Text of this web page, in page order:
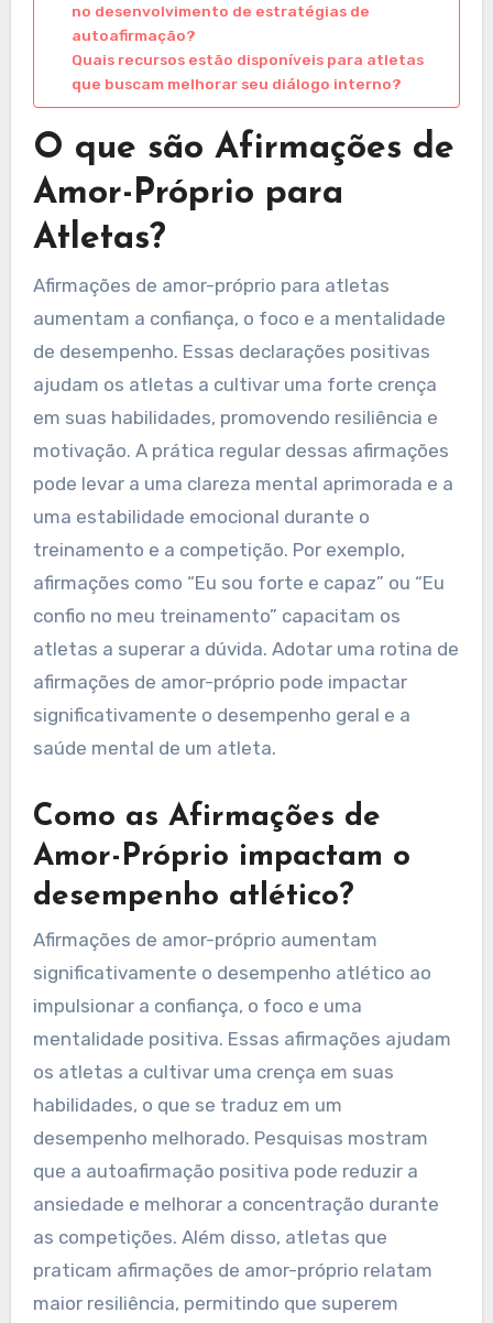
no desenvolvimento de estratégias de
autoafirmação?
Quais recursos estão disponíveis para atletas
que buscam melhorar seu diálogo interno?
O que são Afirmações de
Amor-Próprio para
Atletas?
Afirmações de amor-próprio para atletas
aumentam a confiança, o foco e a mentalidade
de desempenho. Essas declarações positivas
ajudam os atletas a cultivar uma forte crença
em suas habilidades, promovendo resiliência e
motivação. A prática regular dessas afirmações
pode levar a uma clareza mental aprimorada e a
uma estabilidade emocional durante o
treinamento e a competição. Por exemplo,
afirmações como “Eu sou forte e capaz” ou “Eu
confio no meu treinamento” capacitam os
atletas a superar a dúvida. Adotar uma rotina de
afirmações de amor-próprio pode impactar
significativamente o desempenho geral e a
saúde mental de um atleta.
Como as Afirmações de
Amor-Próprio impactam o
desempenho atlético?
Afirmações de amor-próprio aumentam
significativamente o desempenho atlético ao
impulsionar a confiança, o foco e uma
mentalidade positiva. Essas afirmações ajudam
os atletas a cultivar uma crença em suas
habilidades, o que se traduz em um
desempenho melhorado. Pesquisas mostram
que a autoafirmação positiva pode reduzir a
ansiedade e melhorar a concentração durante
as competições. Além disso, atletas que
praticam afirmações de amor-próprio relatam
maior resiliência, permitindo que superem